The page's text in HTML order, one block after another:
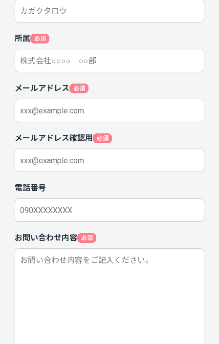
所属 必須
メールアドレス 必須
メールアドレス確認用 必須
電話番号
お問い合わせ内容 必須